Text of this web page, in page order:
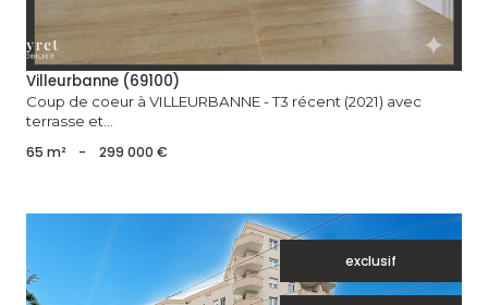
Villeurbanne (69100)
Coup de coeur à VILLEURBANNE - T3 récent (2021) avec
terrasse et...
65 m² - 299 000 €
exclusif